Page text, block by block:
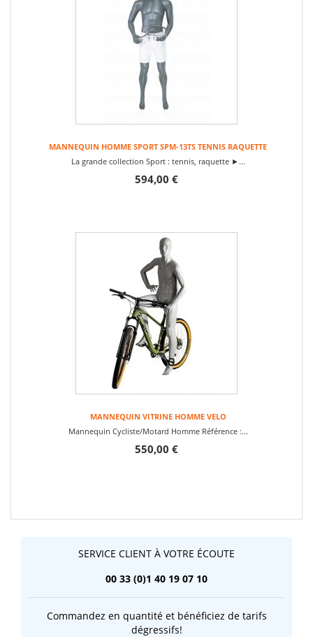
MANNEQUIN HOMME SPORT SPM-13TS TENNIS RAQUETTE
La grande collection Sport : tennis, raquette ►...
594,00 €
MANNEQUIN VITRINE HOMME VELO
Mannequin Cycliste/Motard Homme Référence :...
550,00 €
SERVICE CLIENT À VOTRE ÉCOUTE
00 33 (0)1 40 19 07 10
Commandez en quantité et bénéficiez de tarifs
dégressifs!